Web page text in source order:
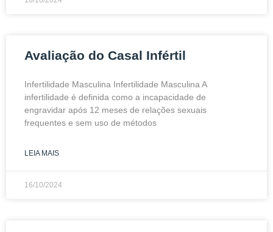
Avaliação do Casal Infértil
Infertilidade Masculina Infertilidade Masculina A
infertilidade é definida como a incapacidade de
engravidar após 12 meses de relações sexuais
frequentes e sem uso de métodos
LEIA MAIS
16/10/2024